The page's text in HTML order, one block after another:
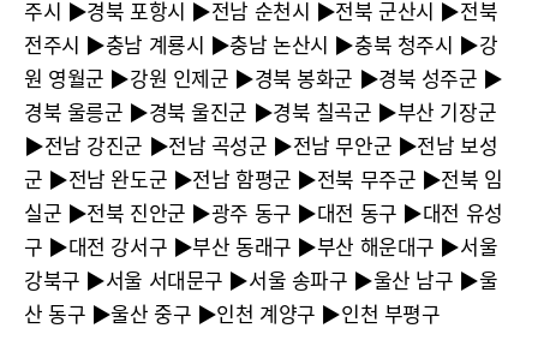
주시 ▶︎경북 포항시 ▶︎전남 순천시 ▶︎전북 군산시 ▶︎전북
전주시 ▶︎충남 계룡시 ▶︎충남 논산시 ▶︎충북 청주시 ▶︎강
원 영월군 ▶︎강원 인제군 ▶︎경북 봉화군 ▶︎경북 성주군 ▶︎
경북 울릉군 ▶︎경북 울진군 ▶︎경북 칠곡군 ▶︎부산 기장군
▶︎전남 강진군 ▶︎전남 곡성군 ▶︎전남 무안군 ▶︎전남 보성
군 ▶︎전남 완도군 ▶︎전남 함평군 ▶︎전북 무주군 ▶︎전북 임
실군 ▶︎전북 진안군 ▶︎광주 동구 ▶︎대전 동구 ▶︎대전 유성
구 ▶︎대전 강서구 ▶︎부산 동래구 ▶︎부산 해운대구 ▶︎서울
강북구 ▶︎서울 서대문구 ▶︎서울 송파구 ▶︎울산 남구 ▶︎울
산 동구 ▶︎울산 중구 ▶︎인천 계양구 ▶︎인천 부평구